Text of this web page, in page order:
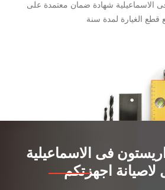
الاسماعيلية شهادة ضمان معتمدة على
قطع الغيارة لمدة سنة
فى الاسماعيلية
لاصيانة اجهزتكم